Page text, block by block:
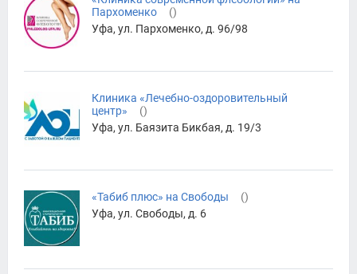
Пархоменко
()
Уфа, ул. Пархоменко, д. 96/98
Клиника «Лечебно-оздоровительный
центр»
()
Уфа, ул. Баязита Бикбая, д. 19/3
«Табиб плюс» на Свободы ()
Уфа, ул. Свободы, д. 6